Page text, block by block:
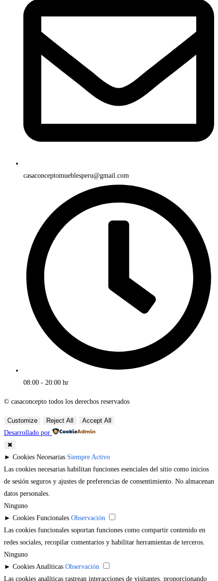
casaconceptomueblesperu@gmail.com
08:00 - 20:00 hr
© casaconcepto todos los derechos reservados
Customize Reject All
Accept All
Desarrollado por
✖
► Cookies Necesarias Siempre Activo
Las cookies necesarias habilitan funciones esenciales del sitio como inicios
de sesión seguros y ajustes de preferencias de consentimiento. No almacenan
datos personales.
Ninguno
► Cookies Funcionales Observación
Las cookies funcionales soportan funciones como compartir contenido en
redes sociales, recopilar comentarios y habilitar herramientas de terceros.
Ninguno
► Cookies Analíticas Observación
Las cookies analíticas rastrean interacciones de visitantes, proporcionando